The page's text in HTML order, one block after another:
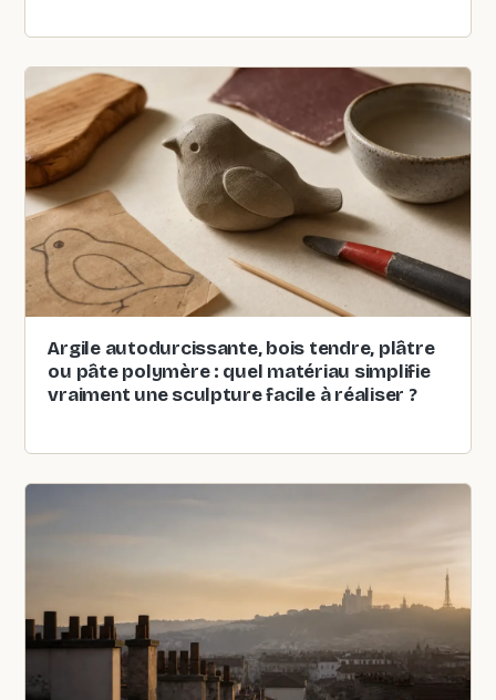
Argile autodurcissante, bois tendre, plâtre
ou pâte polymère : quel matériau simplifie
vraiment une sculpture facile à réaliser ?